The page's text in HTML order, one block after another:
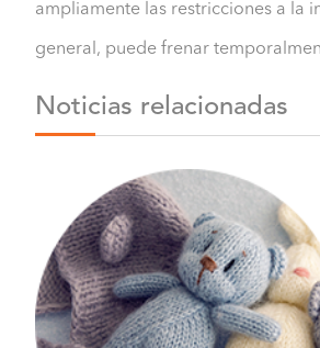
ampliamente las restricciones a la
general, puede frenar
Noticias relacionadas